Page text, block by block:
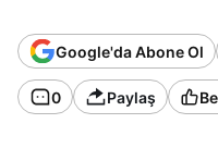
Google'da Abone Ol
0 Paylaş